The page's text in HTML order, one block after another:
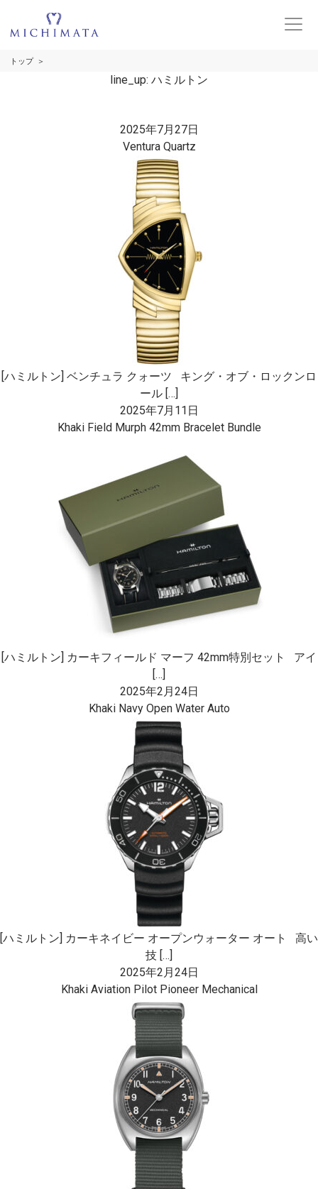
トップ
line_up: ハミルトン
2025年7月27日
Ventura Quartz
[ハミルトン] ベンチュラ クォーツ キング・オブ・ロックンロ
ール […]
2025年7月11日
Khaki Field Murph 42mm Bracelet Bundle
[ハミルトン] カーキフィールド マーフ 42mm特別セット アイ
[…]
2025年2月24日
Khaki Navy Open Water Auto
[ハミルトン] カーキネイビー オープンウォーター オート 高い
技 […]
2025年2月24日
Khaki Aviation Pilot Pioneer Mechanical